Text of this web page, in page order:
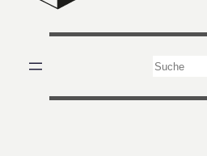
Suchen